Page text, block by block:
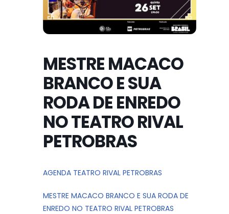
MESTRE MACACO
BRANCO E SUA
RODA DE ENREDO
NO TEATRO RIVAL
PETROBRAS
AGENDA TEATRO RIVAL PETROBRAS
MESTRE MACACO BRANCO E SUA RODA DE
ENREDO NO TEATRO RIVAL PETROBRAS